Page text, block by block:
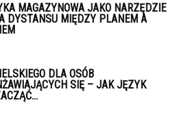
MAGAZYNOWA JAKO NARZĘDZIE
DYSTANSU MIĘDZY PLANEM A
DLA OSÓB
SIĘ – JAK JĘZYK